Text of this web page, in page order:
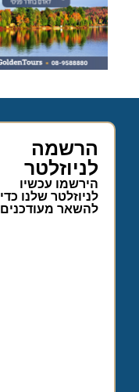
הרשמה
לניוזלטר
הירשמו עכשיו
לניוזלטר שלנו כדי
להשאר מעודכנים